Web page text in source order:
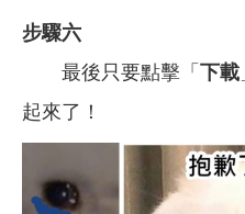
步驟六
最後只要點擊「 下載
起來了！